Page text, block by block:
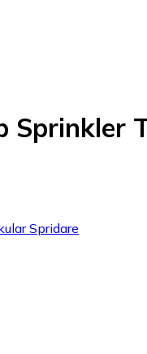
Sprinkler
Spridare